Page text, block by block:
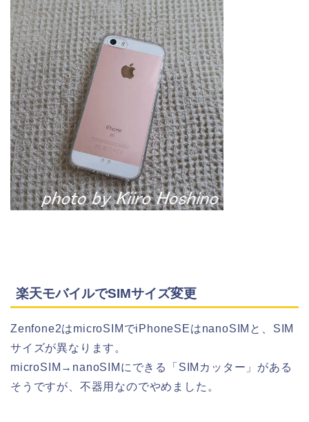
楽天モバイルでSIMサイズ変更
Zenfone2はmicroSIMでiPhoneSEはnanoSIMと、SIM
サイズが異なります。
microSIM→nanoSIMにできる「SIMカッター」がある
そうですが、不器用なのでやめました。